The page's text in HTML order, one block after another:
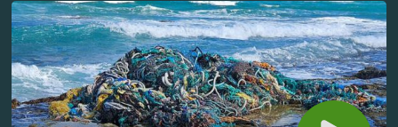
regolamentata dalla legislazione brasiliana per proteggere l’ecosistema e garantire condizioni di lavoro
etiche agli artigiani locali. Nel laboratorio di Neloo, questa fibra viene lavorata a mano con tecniche artigianali
che richiamano la tradizione sudamericana, trasformandosi in gioielli unici, anallergici ed ecologici. Ogni
creazione nasce da un processo attento e consapevole, dove manualità e innovazione si incontrano per
dare vita a prodotti sostenibili ma anche esteticamente raffinati. L’impegno di Neloo non si limita ai materiali:
l’intero ciclo produttivo è pensato per ridurre l’impronta ambientale, evitando sostanze chimiche e
privilegiando lavorazioni a basso consumo energetico. Questo approccio dimostra come sia possibile fare
impresa nel mondo della moda in modo etico, valorizzando allo stesso tempo l’artigianato e il rispetto per il
pianeta. Neloo rappresenta quindi un esempio concreto di sostenibilità applicata al design, dove ogni gioiello
racconta una storia fatta di natura, cultura e consapevolezza.